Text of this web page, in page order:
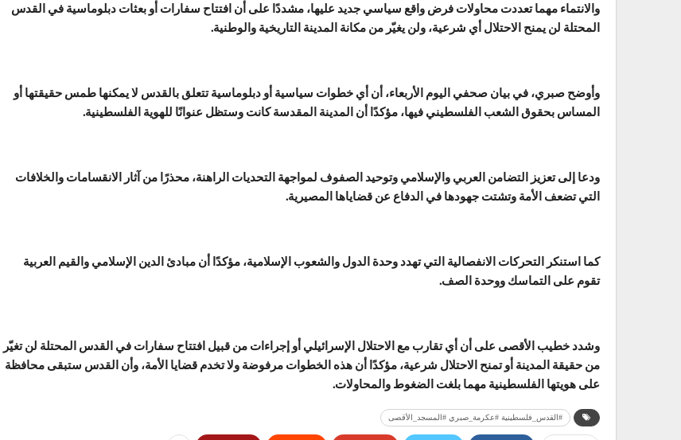
والانتماء مهما تعددت محاولات فرض واقع سياسي جديد عليها، مشددًا على أن افتتاح سفارات أو بعثات دبلوماسية في القدس
المحتلة لن يمنح الاحتلال أي شرعية، ولن يغيّر من مكانة المدينة التاريخية والوطنية.
وأوضح صبري، في بيان صحفي اليوم الأربعاء، أن أي خطوات سياسية أو دبلوماسية تتعلق بالقدس لا يمكنها طمس حقيقتها أو
المساس بحقوق الشعب الفلسطيني فيها، مؤكدًا أن المدينة المقدسة كانت وستظل عنوانًا للهوية الفلسطينية.
ودعا إلى تعزيز التضامن العربي والإسلامي وتوحيد الصفوف لمواجهة التحديات الراهنة، محذرًا من آثار الانقسامات والخلافات
التي تضعف الأمة وتشتت جهودها في الدفاع عن قضاياها المصيرية.
كما استنكر التحركات الانفصالية التي تهدد وحدة الدول والشعوب الإسلامية، مؤكدًا أن مبادئ الدين الإسلامي والقيم العربية
تقوم على التماسك ووحدة الصف.
وشدد خطيب الأقصى على أن أي تقارب مع الاحتلال الإسرائيلي أو إجراءات من قبيل افتتاح سفارات في القدس المحتلة لن تغيّر
من حقيقة المدينة أو تمنح الاحتلال شرعية، مؤكدًا أن هذه الخطوات مرفوضة ولا تخدم قضايا الأمة، وأن القدس ستبقى محافظة
على هويتها الفلسطينية مهما بلغت الضغوط والمحاولات.
#القدس_فلسطينية #عكرمة_صبري #المسجد_الأقصى